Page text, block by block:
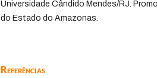
Universidade Cândido Mendes/RJ.
do Estado do Amazonas.
Referências